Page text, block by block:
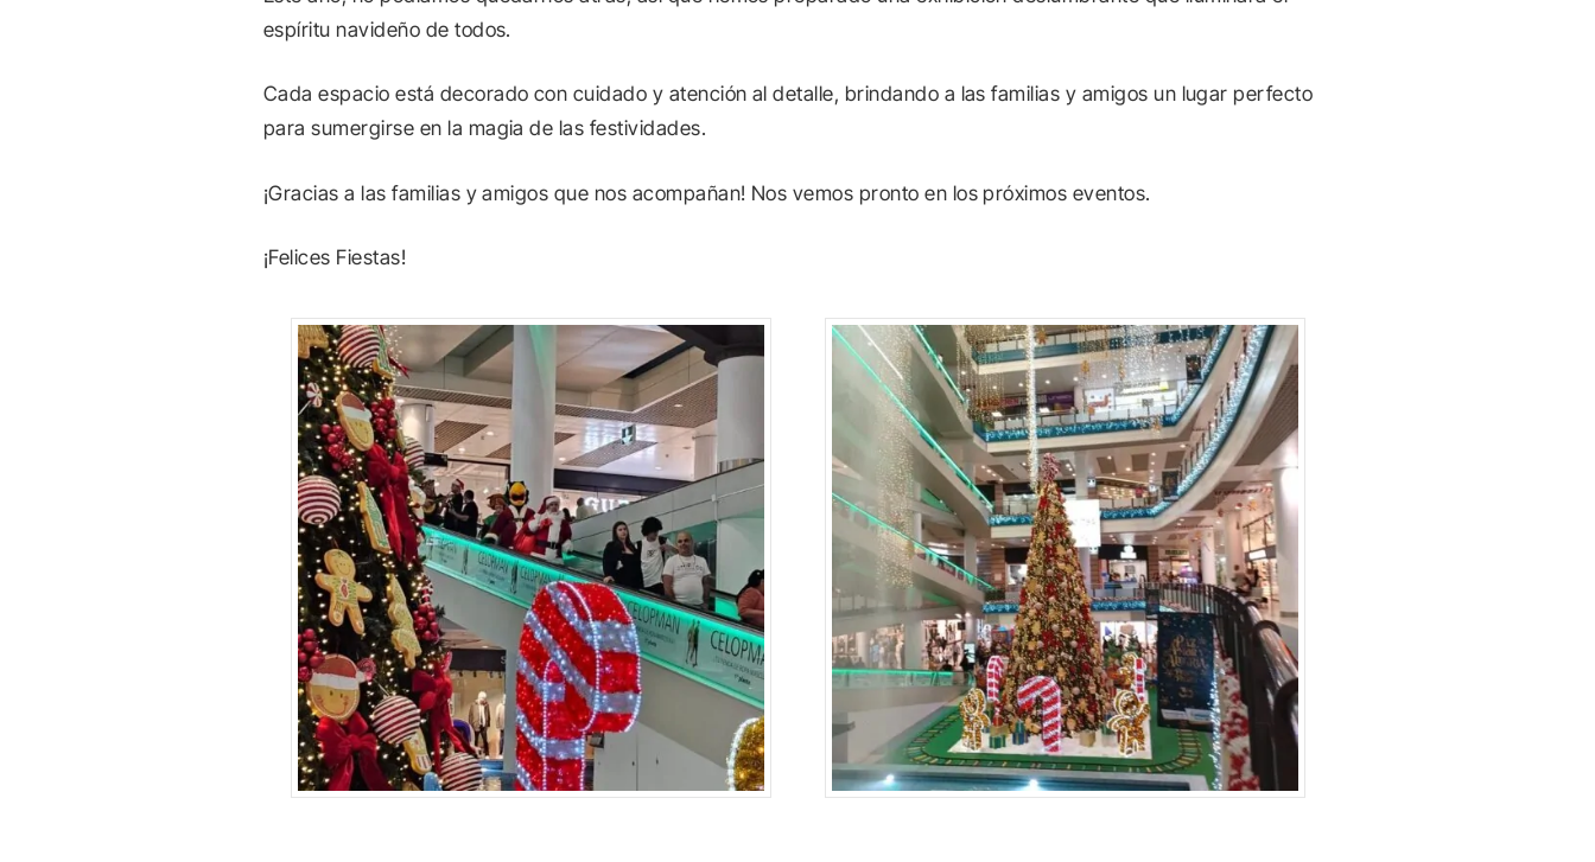
espíritu navideño de todos.
Cada espacio está decorado con cuidado y atención al detalle, brindando a las familias y amigos un lugar perfecto
para sumergirse en la magia de las festividades.
¡Gracias a las familias y amigos que nos acompañan! Nos vemos pronto en los próximos eventos.
¡Felices Fiestas!